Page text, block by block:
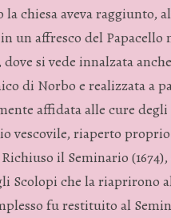
chiesa aveva raggiunto,
un affresco del Papacello
si vede innalzata
di Norbo e realizzata a
affidata alle cure
vescovile, riaperto
il Seminario
Scolopi che la riaprirono
fu restituito al